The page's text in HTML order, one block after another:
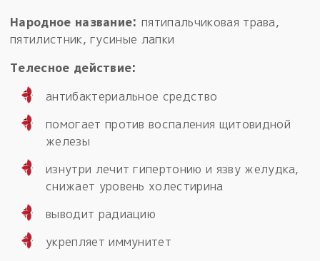
Народное название: пятипальчиковая трава,
пятилистник, гусиные лапки
Телесное действие:
антибактериальное средство
помогает против воспаления щитовидной
железы
изнутри лечит гипертонию и язву желудка,
снижает уровень холестирина
выводит радиацию
укрепляет иммунитет